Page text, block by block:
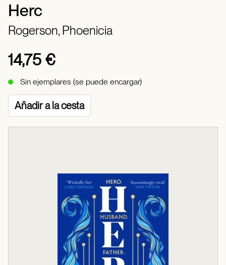
Herc
Rogerson, Phoenicia
14,75 €
Sin ejemplares (se puede encargar)
Añadir a la cesta